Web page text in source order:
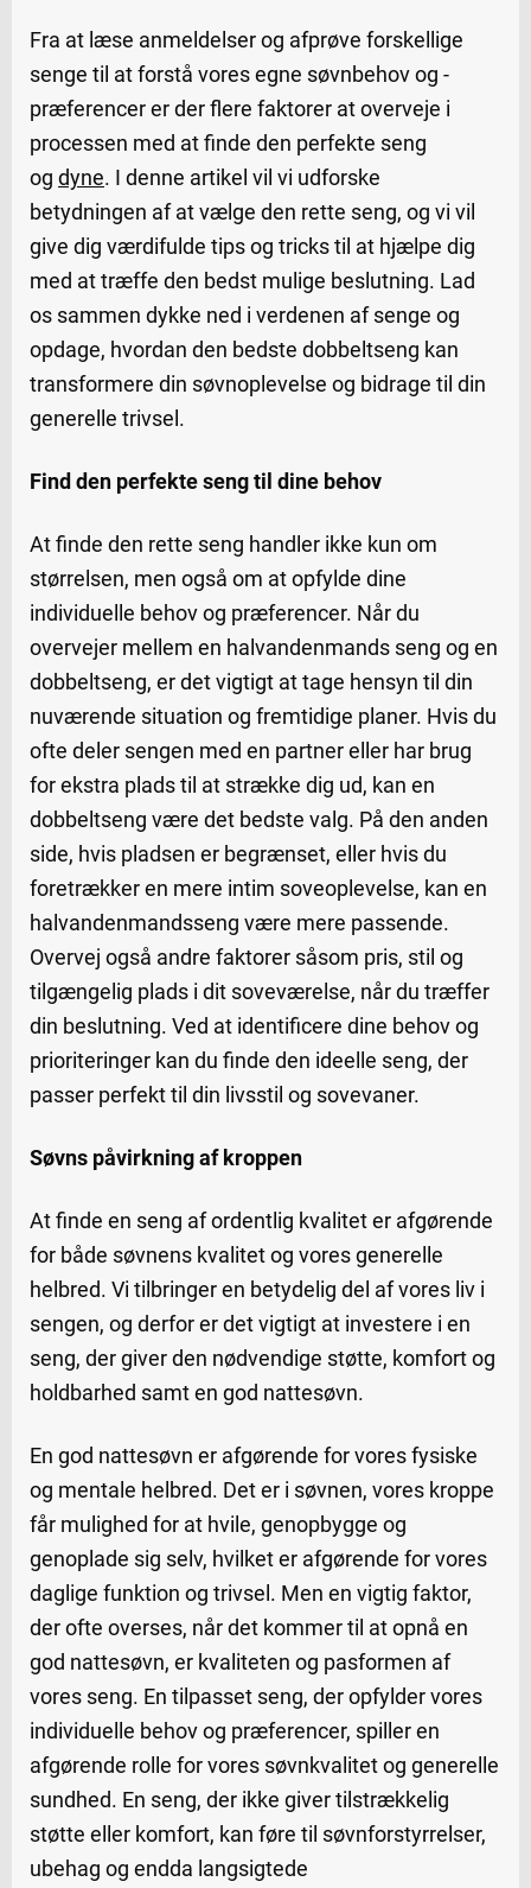
Fra at læse anmeldelser og afprøve forskellige
senge til at forstå vores egne søvnbehov og -
præferencer er der flere faktorer at overveje i
processen med at finde den perfekte seng
og dyne. I denne artikel vil vi udforske
betydningen af at vælge den rette seng, og vi vil
give dig værdifulde tips og tricks til at hjælpe dig
med at træffe den bedst mulige beslutning. Lad
os sammen dykke ned i verdenen af senge og
opdage, hvordan den bedste dobbeltseng kan
transformere din søvnoplevelse og bidrage til din
generelle trivsel.
Find den perfekte seng til dine behov
At finde den rette seng handler ikke kun om
størrelsen, men også om at opfylde dine
individuelle behov og præferencer. Når du
overvejer mellem en halvandenmands seng og en
dobbeltseng, er det vigtigt at tage hensyn til din
nuværende situation og fremtidige planer. Hvis du
ofte deler sengen med en partner eller har brug
for ekstra plads til at strække dig ud, kan en
dobbeltseng være det bedste valg. På den anden
side, hvis pladsen er begrænset, eller hvis du
foretrækker en mere intim soveoplevelse, kan en
halvandenmandsseng være mere passende.
Overvej også andre faktorer såsom pris, stil og
tilgængelig plads i dit soveværelse, når du træffer
din beslutning. Ved at identificere dine behov og
prioriteringer kan du finde den ideelle seng, der
passer perfekt til din livsstil og sovevaner.
Søvns påvirkning af kroppen
At finde en seng af ordentlig kvalitet er afgørende
for både søvnens kvalitet og vores generelle
helbred. Vi tilbringer en betydelig del af vores liv i
sengen, og derfor er det vigtigt at investere i en
seng, der giver den nødvendige støtte, komfort og
holdbarhed samt en god nattesøvn.
En god nattesøvn er afgørende for vores fysiske
og mentale helbred. Det er i søvnen, vores kroppe
får mulighed for at hvile, genopbygge og
genoplade sig selv, hvilket er afgørende for vores
daglige funktion og trivsel. Men en vigtig faktor,
der ofte overses, når det kommer til at opnå en
god nattesøvn, er kvaliteten og pasformen af
vores seng. En tilpasset seng, der opfylder vores
individuelle behov og præferencer, spiller en
afgørende rolle for vores søvnkvalitet og generelle
sundhed. En seng, der ikke giver tilstrækkelig
støtte eller komfort, kan føre til søvnforstyrrelser,
ubehag og endda langsigtede